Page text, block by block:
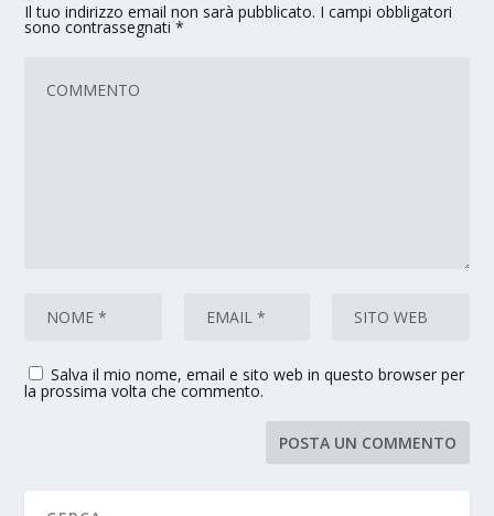
Il tuo indirizzo email non sarà pubblicato. I campi obbligatori
sono contrassegnati*
Salva il mio nome, email e sito web in questo browser per
la prossima volta che commento.